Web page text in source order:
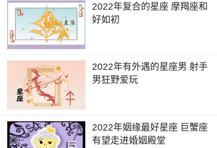
2022年复合的星座 摩羯座和
好如初
2022年有外遇的星座男 射手
男狂野爱玩
2022年姻缘最好星座 巨蟹座
有望走进婚姻殿堂